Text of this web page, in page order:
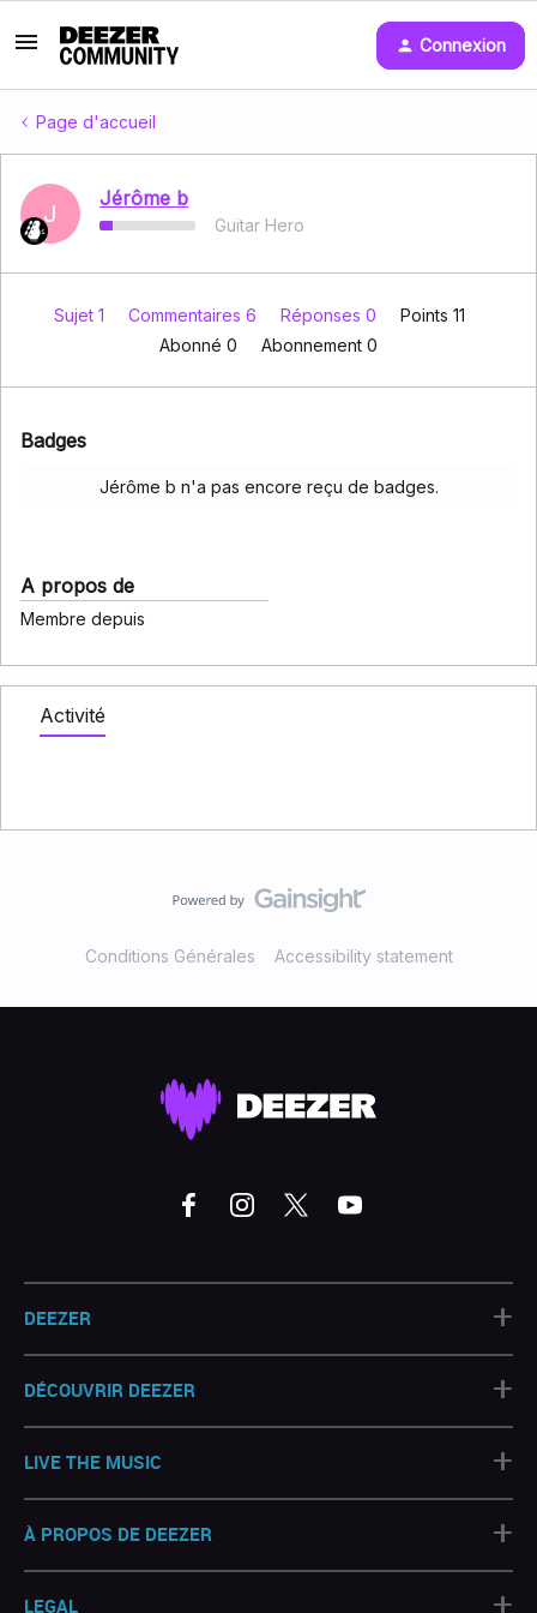
Connexion
Page d'accueil
J
Jérôme b
Guitar Hero
Sujet 1 Commentaires 6 Réponses 0
Points 11
Abonné 0 Abonnement 0
Badges
Jérôme b n'a pas encore reçu de badges.
A propos de
Membre depuis
Activité
Conditions Générales Accessibility statement
DEEZER +
DÉCOUVRIR DEEZER +
LIVE THE MUSIC +
À PROPOS DE DEEZER +
LEGAL +